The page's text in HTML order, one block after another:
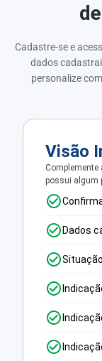
Cadastre-se e
dados
personalize
Visão
Complemente
possui algum
Dados